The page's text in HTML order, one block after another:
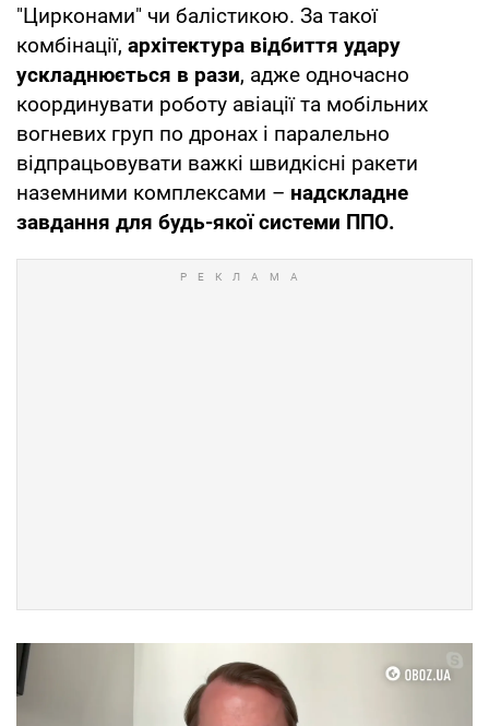
"Цирконами" чи балістикою. За такої
комбінації, архітектура відбиття удару
ускладнюється в рази, адже одночасно
координувати роботу авіації та мобільних
вогневих груп по дронах і паралельно
відпрацьовувати важкі швидкісні ракети
наземними комплексами – надскладне
завдання для будь-якої системи ППО.